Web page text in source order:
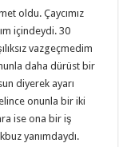
oldu. Çaycımız
içindeydi. 30
vazgeçmedim
daha dürüst bir
diyerek ayarı
onunla bir iki
ise ona bir iş
yanımdaydı.